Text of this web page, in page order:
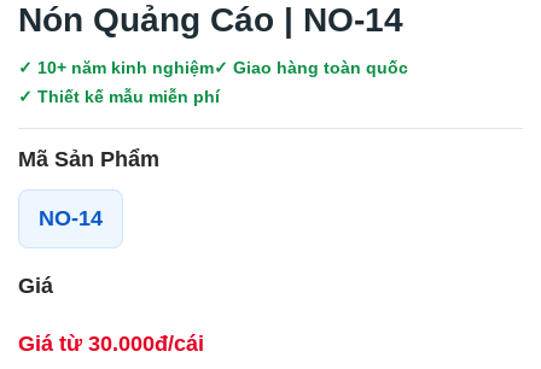
Nón Quảng Cáo | NO-14
✓ 10+ năm kinh nghiệm✓ Giao hàng toàn quốc
✓ Thiết kế mẫu miễn phí
Mã Sản Phẩm
NO-14
Giá
Giá từ 30.000đ/cái